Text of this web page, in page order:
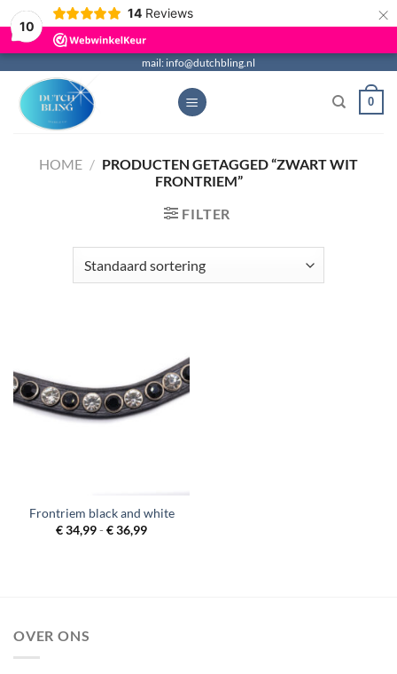
10
14 Reviews ×
naar
inhoud
mail: info@dutchbling.nl
0
HOME / PRODUCTEN GETAGGED “ZWART WIT
FRONTRIEM”
FILTER
Frontriem black and white
€34,99- €36,99Prijsklasse:
OVER ONS